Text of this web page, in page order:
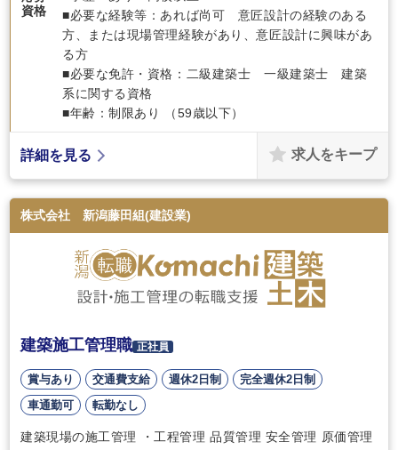
資格
■必要な経験等：あれば尚可 意匠設計の経験のある
方、または現場管理経験があり、意匠設計に興味があ
る方
■必要な免許・資格：二級建築士 一級建築士 建築
系に関する資格
■年齢：制限あり （59歳以下）
詳細を見る 求人をキープ
株式会社 新潟藤田組(建設業)
建築施工管理職 正社員
賞与あり 交通費支給 週休2日制
完全週休2日制
車通勤可
転勤なし
建築現場の施工管理 ・工程管理 品質管理 安全管理 原価管理